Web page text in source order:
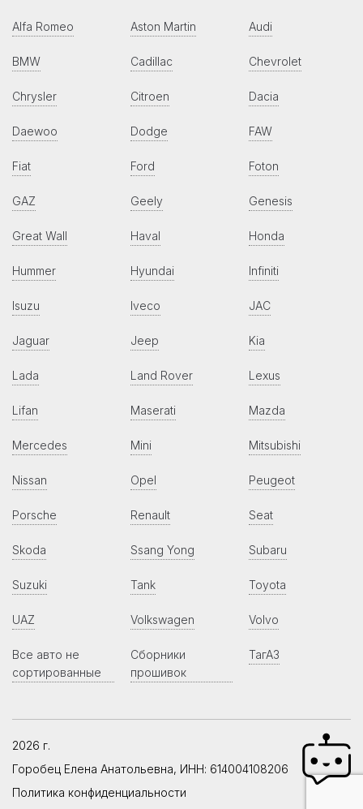
Alfa Romeo Aston Martin Audi
BMW Cadillac Chevrolet
Chrysler Citroen Dacia
Daewoo Dodge FAW
Fiat Ford Foton
GAZ Geely Genesis
Great Wall Haval Honda
Hummer Hyundai Infiniti
Isuzu Iveco JAC
Jaguar Jeep Kia
Lada Land Rover Lexus
Lifan Maserati Mazda
Mercedes Mini Mitsubishi
Nissan Opel Peugeot
Porsche Renault Seat
Skoda Ssang Yong Subaru
Suzuki Tank Toyota
UAZ Volkswagen Volvo
Все авто не
сортированные
Сборники
прошивок
ТагАЗ
2026 г.
Горобец Елена Анатольевна, ИНН: 614004108206
Политика конфиденциальности